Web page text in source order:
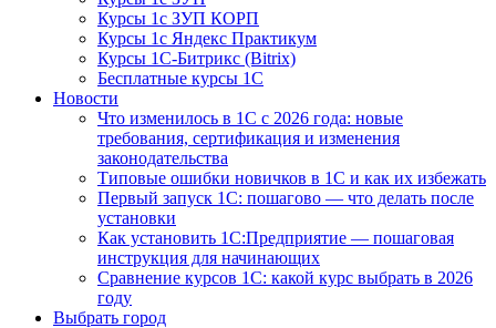
Курсы 1с ЗУП КОРП
Курсы 1с Яндекс Практикум
Курсы 1С-Битрикс (Bitrix)
Бесплатные курсы 1С
Новости
Что изменилось в 1С с 2026 года: новые
требования, сертификация и изменения
законодательства
Типовые ошибки новичков в 1С и как их избежать
Первый запуск 1С: пошагово — что делать после
установки
Как установить 1С:Предприятие — пошаговая
инструкция для начинающих
Сравнение курсов 1С: какой курс выбрать в 2026
году
Выбрать город